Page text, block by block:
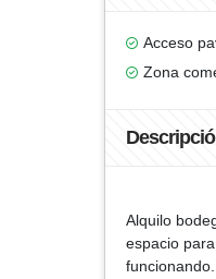
Acceso
Zona
Alquilo
espacio